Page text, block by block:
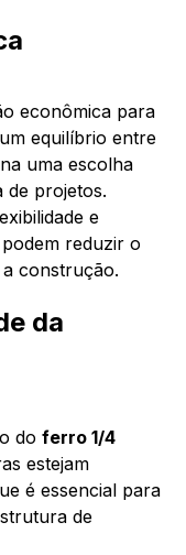
econômica para
equilíbrio entre
uma escolha
de projetos.
e
podem reduzir o
construção.
da
doferro 1/4
estejam
é essencial para
de